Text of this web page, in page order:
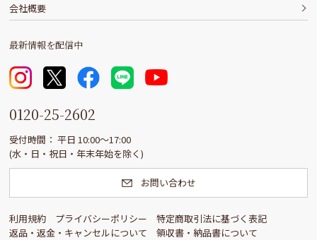
会社概要
最新情報を配信中
0120-25-2602
受付時間： 平日 10:00〜17:00
(水・日・祝日・年末年始を除く)
お問い合わせ
利用規約 プライバシーポリシー
特定商取引法に基づく表記
返品・返金・キャンセルについて
領収書・納品書について